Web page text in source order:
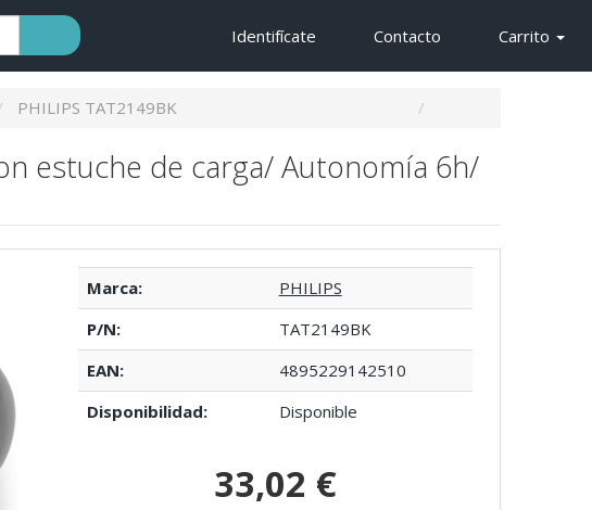
Identifícate Contacto Carrito
PHILIPS TAT2149BK
estuche de carga/ Autonomía 6h/
Marca:
PHILIPS
P/N:
TAT2149BK
EAN:
4895229142510
Disponibilidad:
Disponible
33,02 €